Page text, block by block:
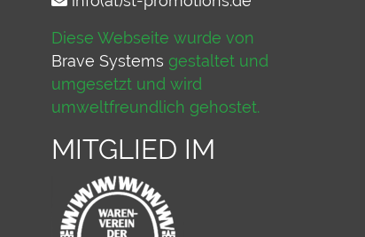
Diese Webseite wurde von
Brave Systems gestaltet und
umgesetzt und wird
umweltfreundlich gehostet.
MITGLIED IM